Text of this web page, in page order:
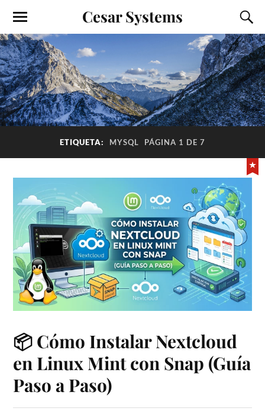
Cesar Systems
ETIQUETA: MYSQL PÁGINA 1 DE 7
📦 Cómo Instalar Nextcloud
en Linux Mint con Snap (Guía
Paso a Paso)